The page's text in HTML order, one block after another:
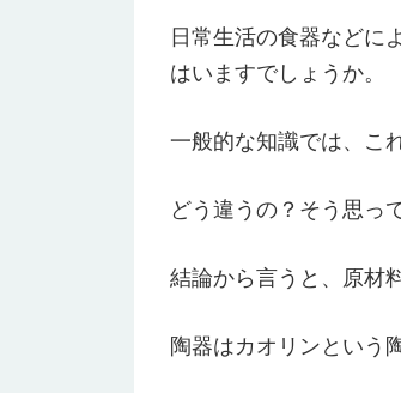
日常生活の食器などに
はいますでしょうか。
一般的な知識では、こ
どう違うの？そう思っ
結論から言うと、原材
陶器はカオリンという